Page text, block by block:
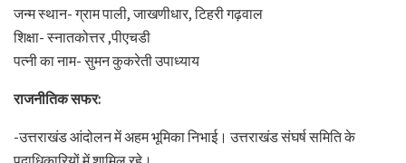
जन्म स्थान- ग्राम पाली, जाखणीधार, टिहरी गढ़वाल
शिक्षा- स्नातकोत्तर ,पीएचडी
पत्नी का नाम- सुमन कुकरेती उपाध्याय
राजनीतिक सफर:
-उत्तराखंड आंदोलन में अहम भूमिका निभाई। उत्तराखंड संघर्ष समिति के